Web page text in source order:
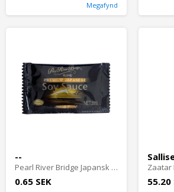
Megafynd
--
Pearl River Bridge Japansk Soja Portionspåse 8 ml
0.65 SEK
Zaatar
55.20